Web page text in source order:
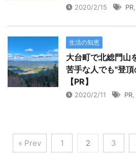
2020/2/15 PR
生活の知恵
大台町で北総門山
苦手な人でも"登
【PR】
2020/2/11 PR
« Prev 1 2 3